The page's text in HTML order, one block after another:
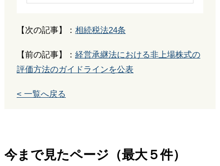
【次の記事】： 相続税法24条
【前の記事】： 経営承継法における非上場株式の
評価方法のガイドラインを公表
< 一覧へ戻る
今まで見たページ（最大５件）